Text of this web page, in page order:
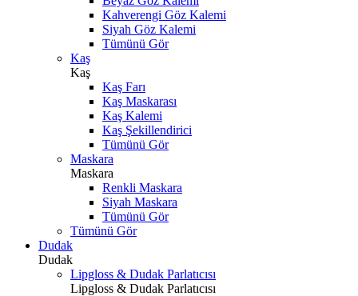
Kahverengi Göz Kalemi
Siyah Göz Kalemi
Tümünü Gör
Kaş
Kaş
Kaş Farı
Kaş Maskarası
Kaş Kalemi
Kaş Şekillendirici
Tümünü Gör
Maskara
Maskara
Renkli Maskara
Siyah Maskara
Tümünü Gör
Tümünü Gör
Dudak
Dudak
Lipgloss & Dudak Parlatıcısı
Lipgloss & Dudak Parlatıcısı